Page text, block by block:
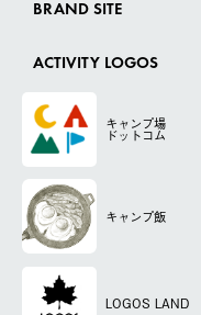
BRAND SITE
ACTIVITY LOGOS
キャンプ場
ドットコム
キャンプ飯
LOGOS LAND